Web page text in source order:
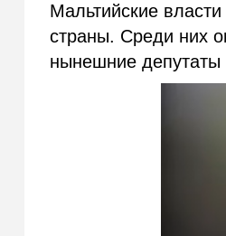
Мальтийские
страны. Среди них
нынешние депутаты